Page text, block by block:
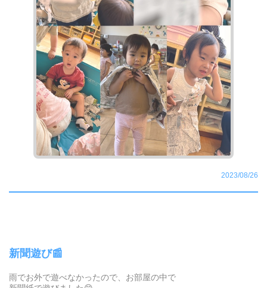
2023/08/26
新聞遊び📰
雨でお外で遊べなかったので、お部屋の中で